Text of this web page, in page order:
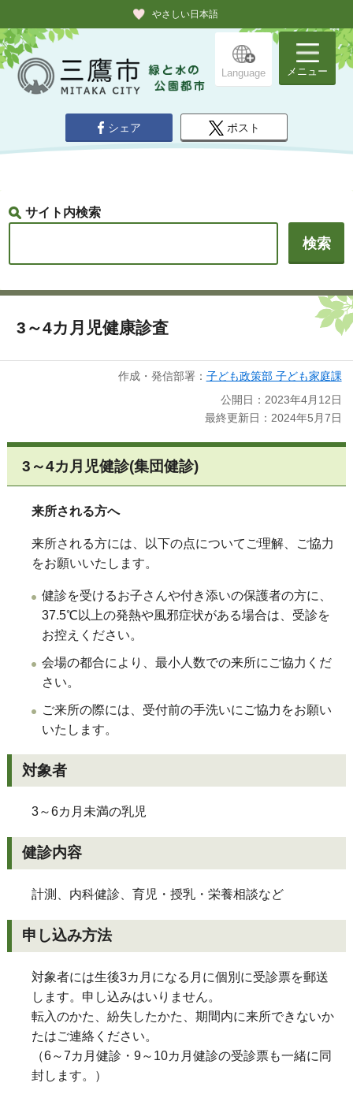
やさしい日本語
Language メニュー
シェア ポスト
サイト内検索
3～4カ月児健康診査
作成・発信部署： 子ども政策部 子ども家庭課
公開日：2023年4月12日
最終更新日：2024年5月7日
3～4カ月児健診(集団健診)
来所される方へ
来所される方には、以下の点についてご理解、ご協力
をお願いいたします。
健診を受けるお子さんや付き添いの保護者の方に、
37.5℃以上の発熱や風邪症状がある場合は、受診を
お控えください。
会場の都合により、最小人数での来所にご協力くだ
さい。
ご来所の際には、受付前の手洗いにご協力をお願い
いたします。
対象者
3～6カ月未満の乳児
健診内容
計測、内科健診、育児・授乳・栄養相談など
申し込み方法
対象者には生後3カ月になる月に個別に受診票を郵送
します。申し込みはいりません。
転入のかた、紛失したかた、期間内に来所できないか
たはご連絡ください。
（6～7カ月健診・9～10カ月健診の受診票も一緒に同
封します。）